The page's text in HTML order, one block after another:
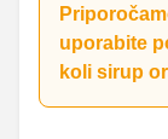
uporabite
koli sirup